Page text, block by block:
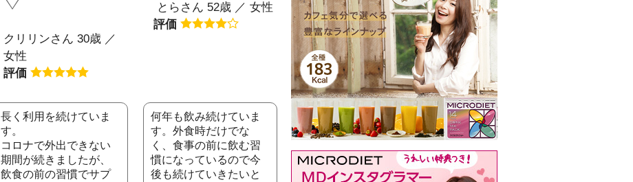
クリリンさん 30歳 ／
女性
評価
とらさん 52歳 ／ 女性
評価
長く利用を続けていま
す。
コロナで外出できない
期間が続きましたが、
飲食の前の習慣でサプ
何年も飲み続けていま
す。外食時だけでな
く、食事の前に飲む習
慣になっているので今
後も続けていきたいと